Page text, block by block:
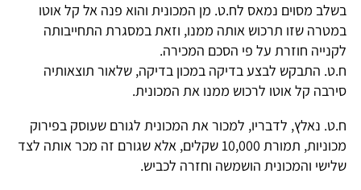
בשלב מסוים נמאס לח.ט. מן המכונית והוא פנה אל קל אוטו
במטרה שזו תרכוש אותה ממנו, וזאת במסגרת התחייבותה
לקנייה חוזרת על פי הסכם המכירה.
ח.ט. התבקש לבצע בדיקה במכון בדיקה, שלאור תוצאותיה
סירבה קל אוטו לרכוש ממנו את המכונית.
ח.ט. נאלץ, לדבריו, למכור את המכונית לגורם שעוסק בפירוק
מכוניות, תמורת 10,000 שקלים, אלא שגורם זה מכר אותה לצד
שלישי והמכונית הושמשה וחזרה לכביש.